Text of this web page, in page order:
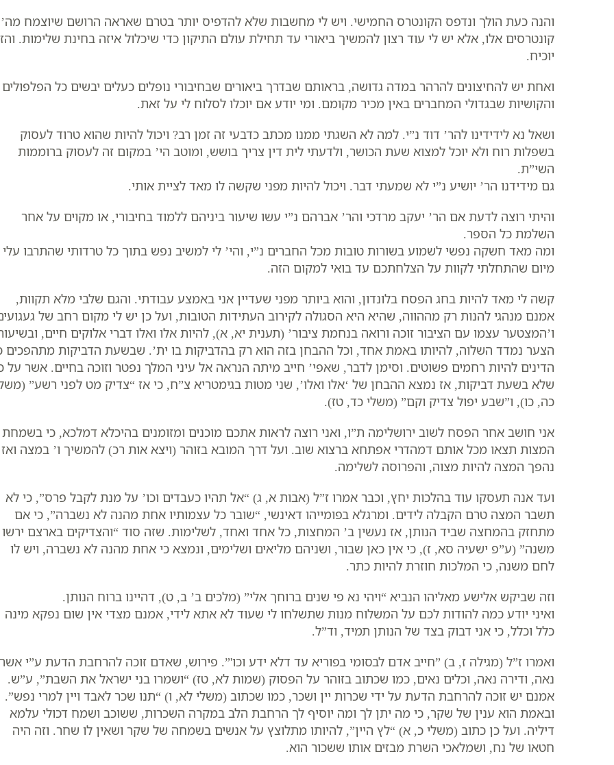
והנה כעת הולך ונדפס הקונטרס החמישי. ויש לי מחשבות שלא להדפיס יותר בטרם שאראה הרושם שיוצמח מה’
קונטרסים אלו, אלא יש לי עוד רצון להמשיך ביאורי עד תחילת עולם התיקון כדי שיכלול איזה בחינת שלימות.
יוכיח.
ואחת יש להחיצונים להרהר במדה גדושה, בראותם שבדרך ביאורים שבחיבורי נופלים כעלים יבשים כל הפלפולים
והקושיות שבגדולי המחברים באין מכיר מקומם. ומי יודע אם יוכלו לסלוח לי על זאת.
ושאל נא לידידינו להר’ דוד נ”י. למה לא השגתי ממנו מכתב כדבעי זה זמן רב? ויכול להיות שהוא טרוד לעסוק
בשפלות רוח ולא יוכל למצוא שעת הכושר, ולדעתי לית דין צריך בושש, ומוטב הי’ במקום זה לעסוק ברוממות
השי”ת.
גם מידידנו הר’ יושיע נ”י לא שמעתי דבר. ויכול להיות מפני שקשה לו מאד לציית אותי.
והיתי רוצה לדעת אם הר’ יעקב מרדכי והר’ אברהם נ”י עשו שיעור ביניהם ללמוד בחיבורי, או מקוים על אחר
השלמת כל הספר.
ומה מאד חשקה נפשי לשמוע בשורות טובות מכל החברים נ”י, והי’ לי למשיב נפש בתוך כל טרדותי שהתרבו עלי
מיום שהתחלתי לקוות על הצלחתכם עד בואי למקום הזה.
קשה לי מאד להיות בחג הפסח בלונדון, והוא ביותר מפני שעדיין אני באמצע עבודתי. והגם שלבי מלא תקוות,
אמנם מנהגי להנות רק מההווה, שהיא היא הסגולה לקירוב העתידות הטובות, ועל כן יש לי מקום רחב של
ו’המצטער עצמו עם הציבור זוכה ורואה בנחמת ציבור’ (תענית יא, א), להיות אלו ואלו דברי אלוקים חיים,
הצער נמדד השלוה, להיותו באמת אחד, וכל ההבחן בזה הוא רק בהדביקות בו ית’. שבשעת הדביקות מתהפכים
הדינים להיות רחמים פשוטים. וסימן לדבר, שאפי’ חייב מיתה הנראה אל עיני המלך נפטר וזוכה בחיים. אשר על
שלא בשעת דביקות, אז נמצא ההבחן של ‘אלו ואלו’, שני מטות בגימטריא צ”ח, כי אז “צדיק מט לפני רשע”
כה, כו), ו”שבע יפול צדיק וקם” (משלי כד, טז).
אני חושב אחר הפסח לשוב ירושלימה ת”ו, ואני רוצה לראות אתכם מוכנים ומזומנים בהיכלא דמלכא, כי
המצות תצאו מכל אותם דמהדרי אפתחא ברצוא שוב. ועל דרך המובא בזוהר (ויצא אות רכ) להמשיך ו’ במצה ואז
נהפך המצה להיות מצוה, והפרוסה לשלימה.
ועד אנה תעסקו עוד בהלכות יחץ, וכבר אמרו ז”ל (אבות א, ג) “אל תהיו כעבדים וכו’ על מנת לקבל פרס”, כי לא
תשבר המצה טרם הקבלה לידים. ומרגלא בפומייהו דאינשי, “שובר כל עצמותיו אחת מהנה לא נשברה”, כי אם
מתחזק בהמחצה שביד הנותן, אז נעשין ב’ המחצות, כל אחד ואחד, לשלימות. שזה סוד “והצדיקים בארצם ירשו
משנה” (ע”פ ישעיה סא, ז), כי אין כאן שבור, ושניהם מליאים ושלימים, ונמצא כי אחת מהנה לא נשברה, ויש לו
לחם משנה, כי המלכות חוזרת להיות כתר.
וזה שביקש אלישע מאליהו הנביא “ויהי נא פי שנים ברוחך אלי” (מלכים ב’ ב, ט), דהיינו ברוח הנותן.
ואיני יודע כמה להודות לכם על המשלוח מנות שתשלחו לי שעוד לא אתא לידי, אמנם מצדי אין שום נפקא מינה
כלל וכלל, כי אני דבוק בצד של הנותן תמיד, וד”ל.
ואמרו ז”ל (מגילה ז, ב) ​”חייב אדם לבסומי בפוריא עד דלא ידע וכו'”. פירוש, שאדם זוכה להרחבת הדעת ע”י
נאה, ודירה נאה, וכלים נאים, כמו שכתוב בזוהר על הפסוק (שמות לא, טז) “ושמרו בני ישראל את השבת”, ע”ש.
אמנם יש זוכה להרחבת הדעת על ידי שכרות יין ושכר, כמו שכתוב (משלי לא, ו) “תנו שכר לאבד ויין למרי נפש”.
ובאמת הוא ענין של שקר, כי מה יתן לך ומה יוסיף לך הרחבת הלב במקרה השכרות, ששוכב ושמח דכולי עלמא
דיליה. ועל כן כתוב (משלי כ, א) “לץ היין”, להיותו מתלוצץ על אנשים בשמחה של שקר ושאין לו שחר. וזה היה
חטאו של נח, ושמלאכי השרת מבזים אותו ששכור הוא.